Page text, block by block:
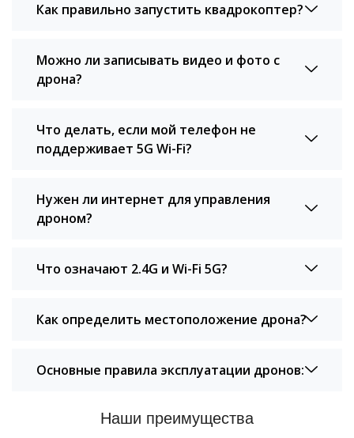
Как правильно запустить квадрокоптер?
Можно ли записывать видео и фото с
дрона?
Что делать, если мой телефон не
поддерживает 5G Wi-Fi?
Нужен ли интернет для управления
дроном?
Что означают 2.4G и Wi-Fi 5G?
Как определить местоположение дрона?
Основные правила эксплуатации дронов:
Наши преимущества